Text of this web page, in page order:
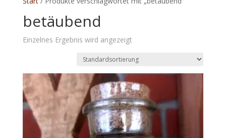
betäubend
Einzelnes Ergebnis wird angezeigt